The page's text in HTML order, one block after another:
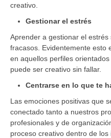
creativo.
Gestionar el estrés
Aprender a gestionar el
fracasos. Evidentemente esto
en aquellos perfiles
puede ser creativo sin fallar.
Centrarse en lo que te
Las emociones positivas que
conectado tanto a nuestros
profesionales y de
proceso creativo dentro de los